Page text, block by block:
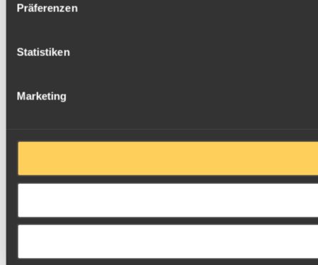
Präferenzen
Statistiken
Marketing